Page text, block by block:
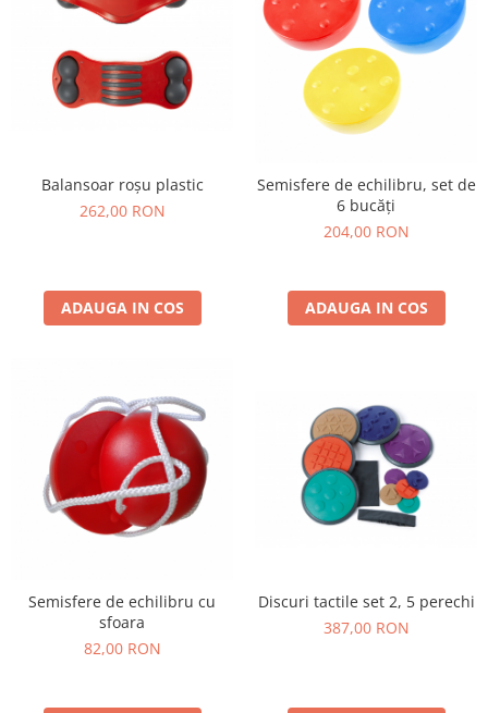
Balansoar roșu plastic
262,00 RON
ADAUGA IN COS
Semisfere de echilibru, set de
6 bucăți
204,00 RON
ADAUGA IN COS
Semisfere de echilibru cu
sfoara
82,00 RON
Discuri tactile set 2, 5 perechi
387,00 RON